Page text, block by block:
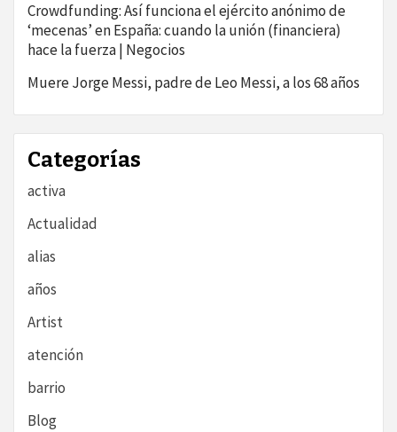
Crowdfunding: Así funciona el ejército anónimo de
‘mecenas’ en España: cuando la unión (financiera)
hace la fuerza | Negocios
Muere Jorge Messi, padre de Leo Messi, a los 68 años
Categorías
activa
Actualidad
alias
años
Artist
atención
barrio
Blog